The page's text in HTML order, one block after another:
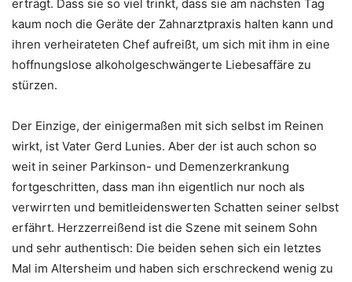
erträgt. Dass sie so viel trinkt, dass sie am nächsten Tag
kaum noch die Geräte der Zahnarztpraxis halten kann und
ihren verheirateten Chef aufreißt, um sich mit ihm in eine
hoffnungslose alkoholgeschwängerte Liebesaffäre zu
stürzen.
Der Einzige, der einigermaßen mit sich selbst im Reinen
wirkt, ist Vater Gerd Lunies. Aber der ist auch schon so
weit in seiner Parkinson- und Demenzerkrankung
fortgeschritten, dass man ihn eigentlich nur noch als
verwirrten und bemitleidenswerten Schatten seiner selbst
erfährt. Herzzerreißend ist die Szene mit seinem Sohn
und sehr authentisch: Die beiden sehen sich ein letztes
Mal im Altersheim und haben sich erschreckend wenig zu